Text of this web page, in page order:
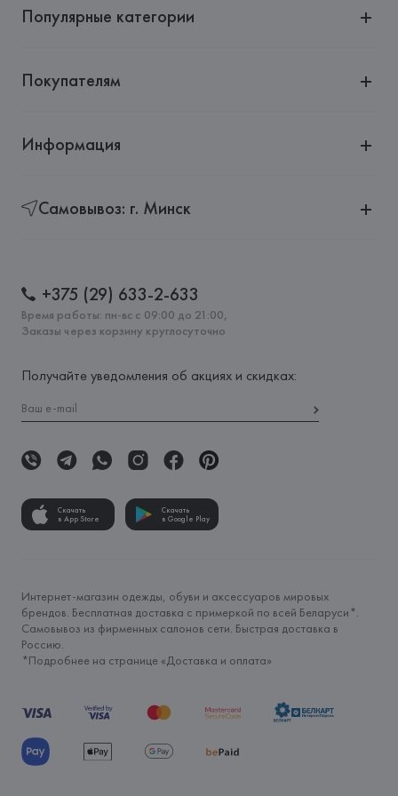
Популярные категории
Покупателям
Информация
Самовывоз: г. Минск
+375 (29) 633-2-633
Время работы: пн-вс с 09:00 до 21:00,
Заказы через корзину круглосуточно
Получайте уведомления об акциях и скидках:
Скачать
в App Store
Скачать
в Google Play
Интернет-магазин одежды, обуви и аксессуаров мировых
брендов. Бесплатная доставка с примеркой по всей Беларуси*.
Самовывоз из фирменных салонов сети. Быстрая доставка в
Россию.
*Подробнее на странице «Доставка и оплата»